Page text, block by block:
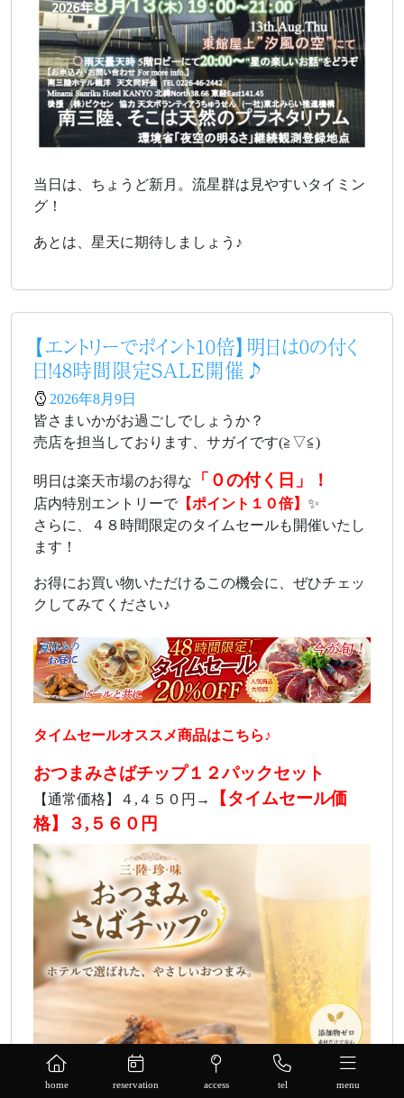
home reservation access tel menu
当日は、ちょうど新月。流星群は見やすいタイミン
グ！
あとは、星天に期待しましょう♪
【エントリーでポイント10倍】明日は0の付く
日！48時間限定SALE開催♪
2026年8月9日
皆さまいかがお過ごしでしょうか？
売店を担当しております、サガイです(≧▽≦)
明日は楽天市場のお得な 「０の付く日」！
店内特別エントリーで 【ポイント１０倍】 ✨
さらに、４８時間限定のタイムセールも開催いたし
ます！
お得にお買い物いただけるこの機会に、ぜひチェッ
クしてみてください♪
タイムセールオススメ商品はこちら♪
おつまみさばチップ１２パックセット
【通常価格】４,４５０円→
【タイムセール価
格】３,５６０円